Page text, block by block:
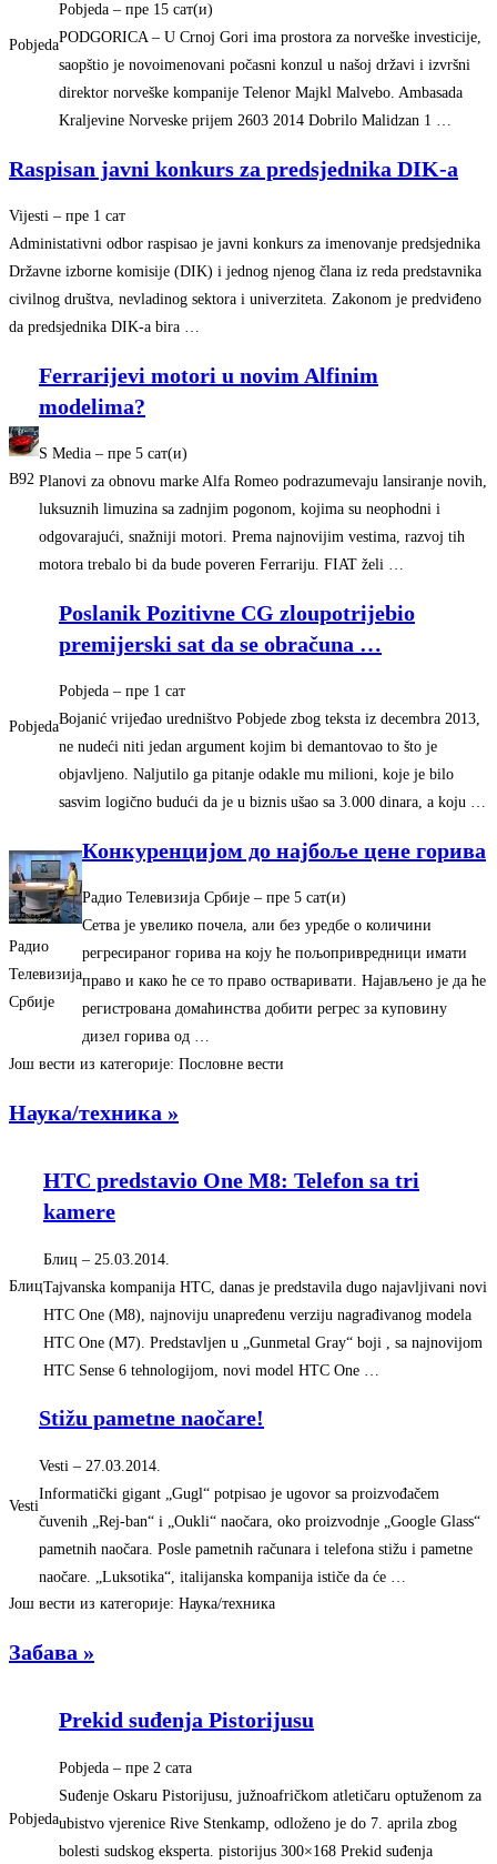
Pobjeda
Pobjeda – ‎пре 15 сат(и)‎
PODGORICA – U Crnoj Gori ima prostora za norveške investicije,
saopštio je novoimenovani počasni konzul u našoj državi i izvršni
direktor norveške kompanije Telenor Majkl Malvebo. Ambasada
Kraljevine Norveske prijem 2603 2014 Dobrilo Malidzan 1 …
Raspisan javni konkurs za predsjednika DIK-a
Vijesti – ‎пре 1 сат‎
Administativni odbor raspisao je javni konkurs za imenovanje predsjednika
Državne izborne komisije (DIK) i jednog njenog člana iz reda predstavnika
civilnog društva, nevladinog sektora i univerziteta. Zakonom je predviđeno
da predsjednika DIK-a bira …
B92
Ferrarijevi motori u novim Alfinim
modelima?
S Media – ‎пре 5 сат(и)‎
Planovi za obnovu marke Alfa Romeo podrazumevaju lansiranje novih,
luksuznih limuzina sa zadnjim pogonom, kojima su neophodni i
odgovarajući, snažniji motori. Prema najnovijim vestima, razvoj tih
motora trebalo bi da bude poveren Ferrariju. FIAT želi …
Pobjeda
Poslanik Pozitivne CG zloupotrijebio
premijerski sat da se obračuna …
Pobjeda – ‎пре 1 сат‎
Bojanić vrijeđao uredništvo Pobjede zbog teksta iz decembra 2013,
ne nudeći niti jedan argument kojim bi demantovao to što je
objavljeno. Naljutilo ga pitanje odakle mu milioni, koje je bilo
sasvim logično budući da je u biznis ušao sa 3.000 dinara, a koju …
Радио
Телевизија
Србије
Конкуренцијом до најбоље цене горива
Радио Телевизија Србије – ‎пре 5 сат(и)‎
Сетва је увелико почела, али без уредбе о количини
регресираног горива на коју ће пољопривредници имати
право и како ће се то право остваривати. Најављено је да ће
регистрована домаћинства добити регрес за куповину
дизел горива од …
Још вести из категорије: Пословне вести
Наука/техника »
Блиц
HTC predstavio One M8: Telefon sa tri
kamere
Блиц – ‎25.03.2014.‎
Tajvanska kompanija HTC, danas je predstavila dugo najavljivani novi
HTC One (M8), najnoviju unapređenu verziju nagrađivanog modela
HTC One (M7). Predstavljen u „Gunmetal Gray“ boji , sa najnovijom
HTC Sense 6 tehnologijom, novi model HTC One …
Vesti
Stižu pametne naočare!
Vesti – ‎27.03.2014.‎
Informatički gigant „Gugl“ potpisao je ugovor sa proizvođačem
čuvenih „Rej-ban“ i „Oukli“ naočara, oko proizvodnje „Google Glass“
pametnih naočara. Posle pametnih računara i telefona stižu i pametne
naočare. „Luksotika“, italijanska kompanija ističe da će …
Још вести из категорије: Наука/техника
Забава »
Pobjeda
Prekid suđenja Pistorijusu
Pobjeda – ‎пре 2 сата‎
Suđenje Oskaru Pistorijusu, južnoafričkom atletičaru optuženom za
ubistvo vjerenice Rive Stenkamp, odloženo je do 7. aprila zbog
bolesti sudskog eksperta. pistorijus 300×168 Prekid suđenja